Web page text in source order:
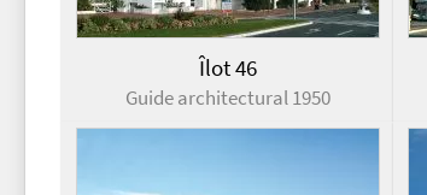
Îlot 46
Guide architectural 1950